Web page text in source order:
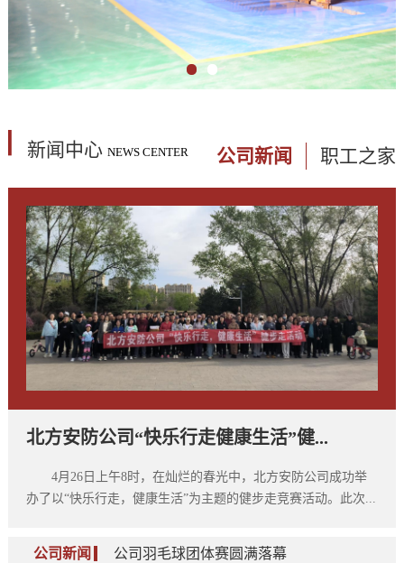
新闻中心 NEWS CENTER 公司新闻 职工之家
北方安防公司“快乐行走健康生活”健...
4月26日上午8时，在灿烂的春光中，北方安防公司成功举
办了以“快乐行走，健康生活”为主题的健步走竞赛活动。此次...
公司新闻 公司羽毛球团体赛圆满落幕